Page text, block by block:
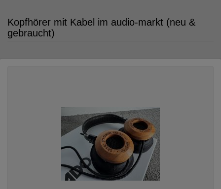
Kopfhörer mit Kabel im audio-markt (neu &
gebraucht)